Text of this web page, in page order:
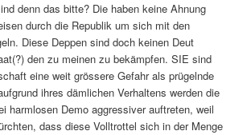
denn das bitte? Die haben keine Ahnung
durch die Republik um sich mit den
Diese Deppen sind doch keinen Deut
den zu meinen zu bekämpfen. SIE sind
eine weit grössere Gefahr als prügelnde
ihres dämlichen Verhaltens werden die
harmlosen Demo aggressiver auftreten, weil
dass diese Volltrottel sich in der Menge